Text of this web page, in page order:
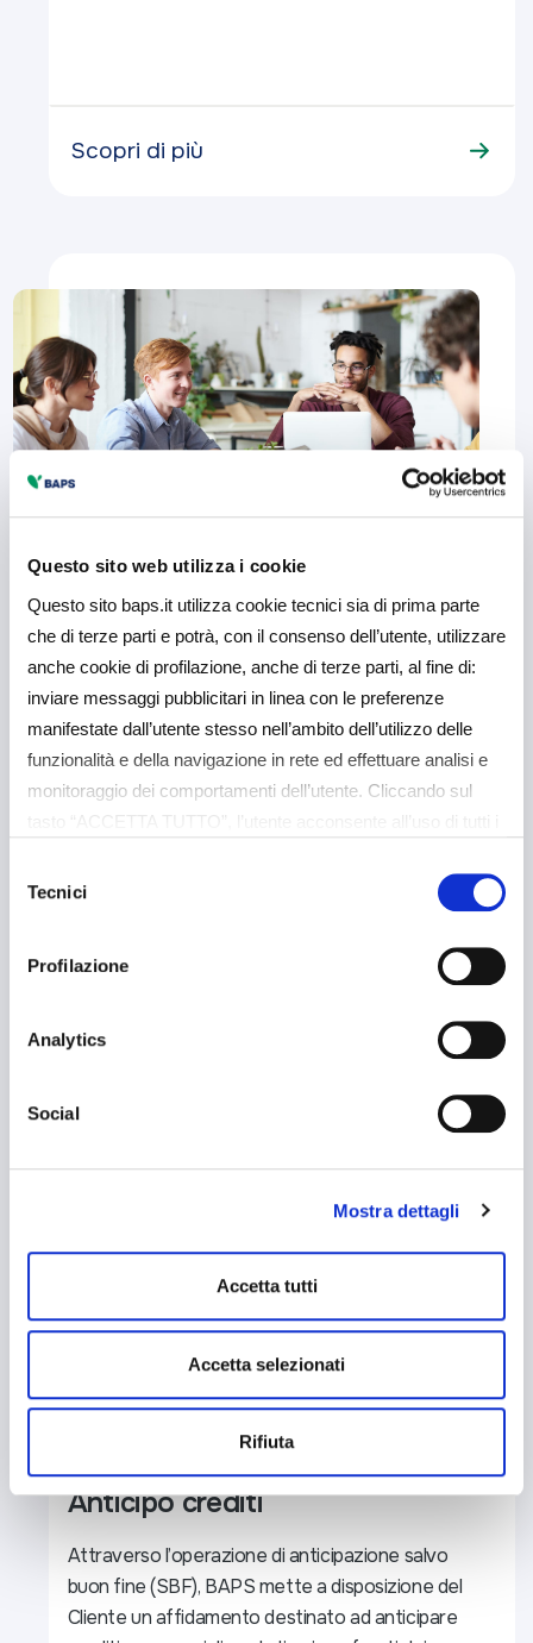
Questo sito web utilizza i cookie
Questo sito baps.it utilizza cookie tecnici sia di prima parte
che di terze parti e potrà, con il consenso dell’utente, utilizzare
anche cookie di profilazione, anche di terze parti, al fine di:
inviare messaggi pubblicitari in linea con le preferenze
manifestate dall’utente stesso nell’ambito dell’utilizzo delle
funzionalità e della navigazione in rete ed effettuare analisi e
monitoraggio dei comportamenti dell’utente. Cliccando sul
analitici. Il consenso è facoltativo e può essere revocato in
qualsiasi momento. Se l’utente desidera gestire le proprie
preferenze può cliccare sul tasto “Dettagli” (accessibile in
ogni momento, cliccando l’icona del lucchetto disponibile in
linkhttps://baps.it/cookie-policy/
. Per sapere di più sui
da dove è possibile
esprimere le preferenze sui singoli cookie. Chiudendo questo
mantenendo le impostazioni di default (solo cookie tecnici
attivi).
delTecnici
Profilazione
Analytics
Social
Mostra dettagli
Accetta tutti
Accetta selezionati
Rifiuta
Scopri di più
FINANZIAMENTI
Leasing
Cos’è il leasing? Scoprilo e scegli tra le offerte
di leasing strumentale e immobiliare per
prenderti cura della tua azienda.
Scopri di più
Professionisti Imprese
FINANZIAMENTI
Anticipo crediti
Attraverso l’operazione di anticipazione salvo
buon fine (SBF), BAPS mette a disposizione del
Cliente un affidamento destinato ad anticipare